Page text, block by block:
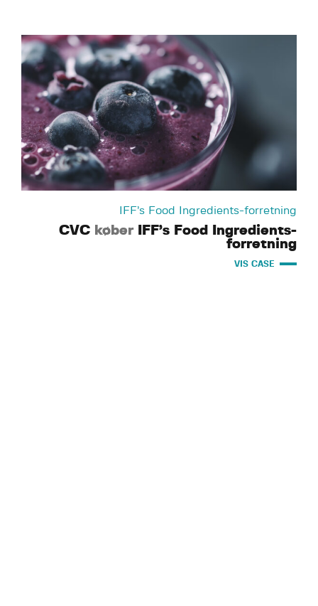
IFF’s Food Ingredients-forretning
CVC køberIFF’s Food Ingredients-
forretning
VIS CASE